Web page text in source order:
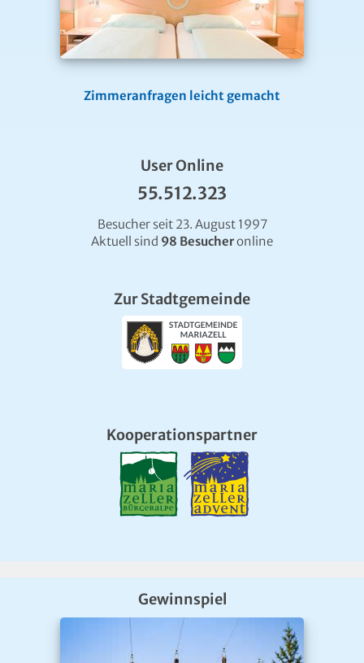
Zimmeranfragen leicht gemacht
User Online
55.512.323
Besucher seit 23. August 1997
Aktuell sind 98 Besucheronline
Zur Stadtgemeinde
Kooperationspartner
Gewinnspiel